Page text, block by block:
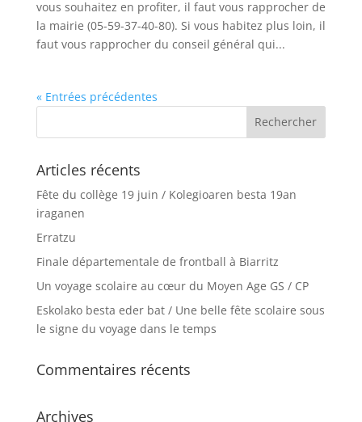
vous souhaitez en profiter, il faut vous rapprocher de
la mairie (05-59-37-40-80). Si vous habitez plus loin, il
faut vous rapprocher du conseil général qui...
« Entrées précédentes
Articles récents
Fête du collège 19 juin / Kolegioaren besta 19an
iraganen
Erratzu
Finale départementale de frontball à Biarritz
Un voyage scolaire au cœur du Moyen Age GS / CP
Eskolako besta eder bat / Une belle fête scolaire sous
le signe du voyage dans le temps
Commentaires récents
Archives